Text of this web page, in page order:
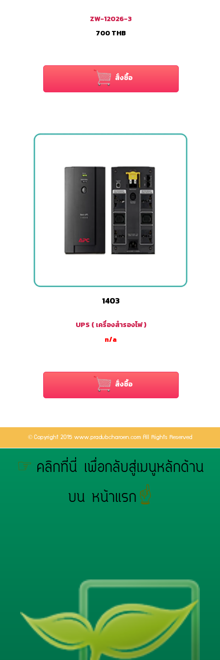
ZW-12026-3
700THB
สั่งซื้อ
1403
UPS ( เครื่องสำรองไฟ )
n/a
สั่งซื้อ
© Copyright 2015 www.pradubcharoen.com All Rights Reserved
☞ คลิกที่นี่ เพื่อกลับสู่เมนูหลักด้าน
บน หน้าแรก☝